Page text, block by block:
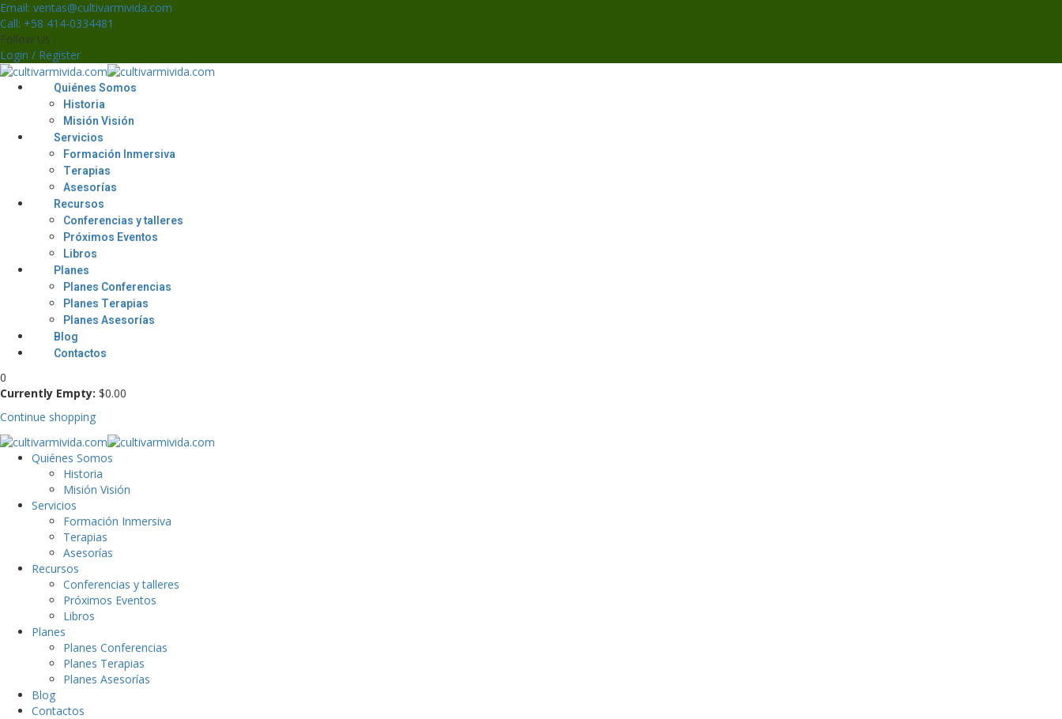
Skip
to
content
Email: ventas@cultivarmivida.com
Call: +58 414-0334481
Follow Us :
Login / Register
Quiénes Somos
Historia
Misión Visión
Servicios
Formación Inmersiva
Terapias
Asesorías
Recursos
Conferencias y talleres
Próximos Eventos
Libros
Planes
Planes Conferencias
Planes Terapias
Planes Asesorías
Blog
Contactos
0
Currently Empty: $0.00
Continue shopping
Quiénes Somos
Historia
Misión Visión
Servicios
Formación Inmersiva
Terapias
Asesorías
Recursos
Conferencias y talleres
Próximos Eventos
Libros
Planes
Planes Conferencias
Planes Terapias
Planes Asesorías
Blog
Contactos